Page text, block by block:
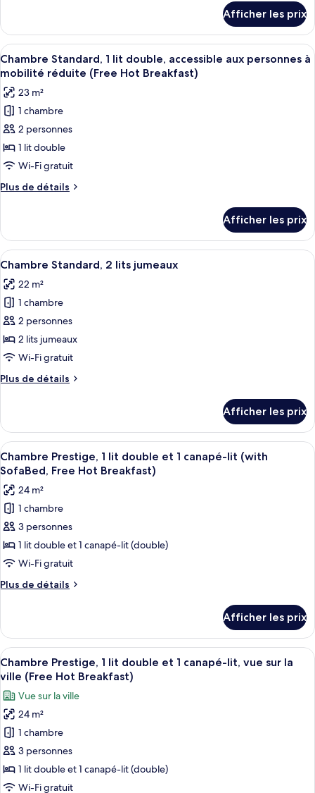
1
lit
double
(with
SofaBed,
Free
Hot
Breakfast)
Chambre
Standard,
1
lit
(with
SofaBed,
Free
Hot
Breakfast)
Afficher les prix
Afficher
toutes
les
photos
pour
ce
type
de
chambre :
Chambre
1
lit
double,
accessible
aux
personnes
à
mobilité
réduite
(Free
Une chambre d’hôtel avec un
8
Chambre Standard, 1 lit double, accessible aux personnes à
mobilité réduite (Free Hot Breakfast)
23 m²
1 chambre
2 personnes
1 lit double
Wi-Fi gratuit
Plus de détails
Plus
Chambre
Standard,
1
double,
accessible
aux
personnes
à
mobilité
réduite
(Free
Afficher les prix
Afficher
toutes
les
photos
pour
ce
type
chambre :
2
lits
jumeaux
Une chambre d’hôtel avec deux lits,
6
Chambre Standard, 2 lits jumeaux
22 m²
1 chambre
2 personnes
2 lits jumeaux
Wi-Fi gratuit
Plus de détails
Plus
Chambre
Standard,
2
lits
Afficher les prix
Afficher
toutes
les
photos
pour
ce
type
de
chambre :
Chambre
1
lit
double
et
1
canapé-
lit
(with
SofaBed,
Free
Hot
Une chambre d’hôtel avec un
6
Chambre Prestige, 1 lit double et 1 canapé-lit (with
SofaBed, Free Hot Breakfast)
24 m²
1 chambre
3 personnes
1 lit double et 1 canapé-lit (double)
Wi-Fi gratuit
Plus de détails
Plus
Chambre
Prestige,
1
lit
double
et
canapé-
lit
(with
Free
Hot
Afficher les prix
Afficher
toutes
les
photos
pour
ce
type
de
chambre :
Une chambre d’hôtel avec un
8
Chambre Prestige, 1 lit double et 1 canapé-lit, vue sur la
ville (Free Hot Breakfast)
Vue sur la ville
24 m²
1 chambre
3 personnes
1 lit double et 1 canapé-lit (double)
Wi-Fi gratuit